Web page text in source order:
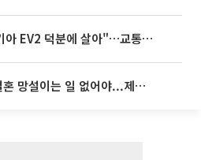
'굿 윌 헌팅' 배우 "기아 EV2 덕분에 살아"…교통사고 후 안전성 극찬
李대통령 “청년이 결혼 망설이는 일 없어야...제도상 불이익 조사”